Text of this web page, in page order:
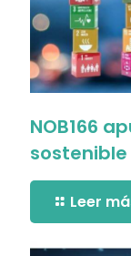
NOB166
sostenible
Leer